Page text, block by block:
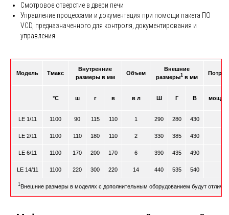
Смотровое отверстие в двери печи
Управление процессами и документация при помощи пакета ПО
VCD, предназначенного для контроля, документирования и
управления
Модель Tмакс
Внутренние
размеры в мм
Объем
Внешние
размеры1 в мм
°C ш г в в л Ш Г В
LE 1/11 1100 90 115 110 1 290 280 430
LE 2/11 1100 110 180 110 2 330 385 430
LE 6/11 1100 170 200 170 6 390 435 490
LE 14/11 1100 220 300 220 14 440 535 540
1Внешние размеры в моделях с дополнительным оборудованием будут